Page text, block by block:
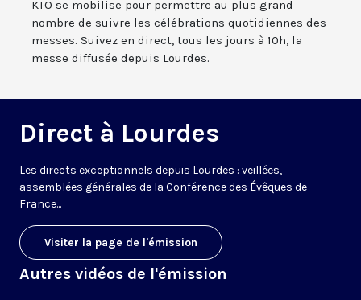
KTO se mobilise pour permettre au plus grand
nombre de suivre les célébrations quotidiennes des
messes. Suivez en direct, tous les jours à 10h, la
messe diffusée depuis Lourdes.
Direct à Lourdes
Les directs exceptionnels depuis Lourdes : veillées,
assemblées générales de la Conférence des Évêques de
France...
Visiter la page de l'émission
Autres vidéos de l'émission